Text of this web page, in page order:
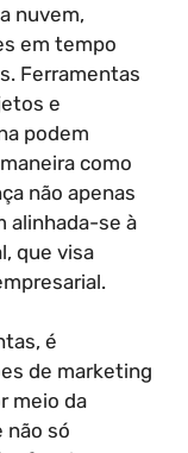
nuvem,
em tempo
Ferramentas
e
podem
como
não apenas
alinhada-se à
que visa
é
de marketing
meio da
não só